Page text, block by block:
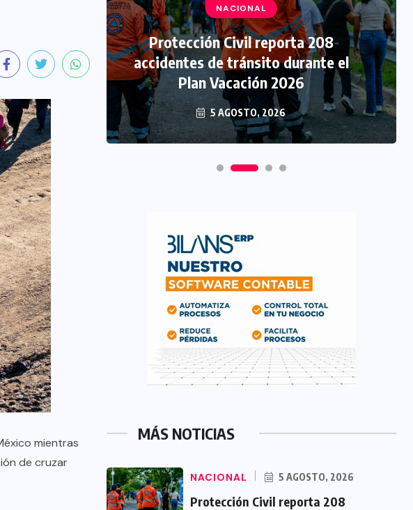
mientras
de cruzar
NACIONAL
Protección Civil reporta 208
accidentes de tránsito durante el
Plan Vacación 2026
5 AGOSTO, 2026
MÁS NOTICIAS
NACIONAL 5 AGOSTO, 2026
Protección Civil reporta 208